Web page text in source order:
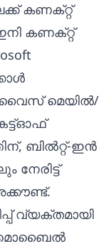
കണക്‌റ്റ്
കണക്‌റ്റ്
മെയിൽ/
ബിൽറ്റ്-ഇൻ
നേരിട്ട്
വ്യക്തമായി
മൊബൈൽ